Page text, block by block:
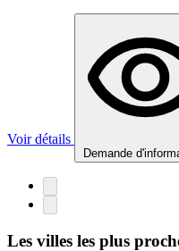
Voir détails
Demande
Les villes les plus